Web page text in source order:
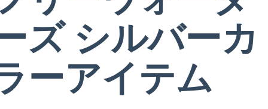
ズ シルバーカ
ーアイテム